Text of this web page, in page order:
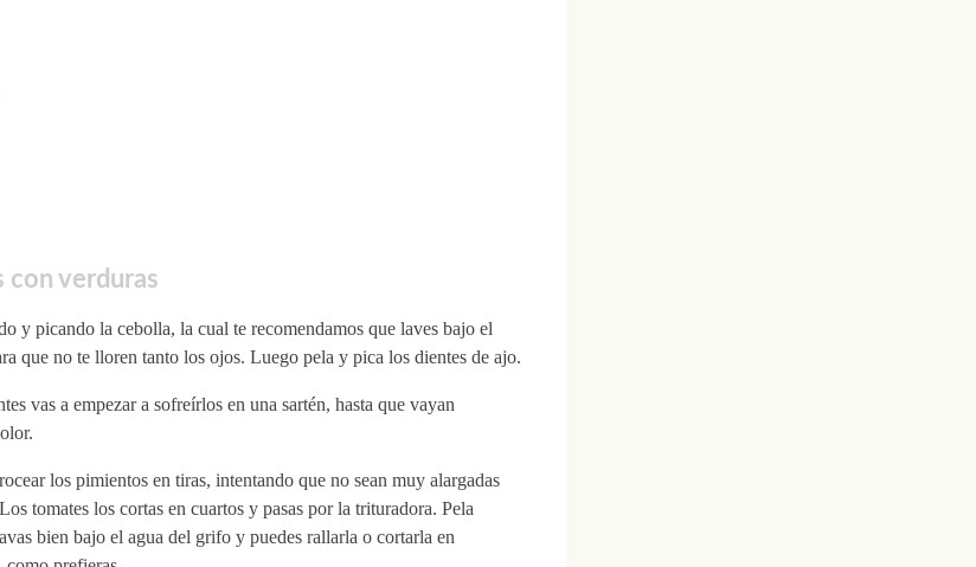
con verduras
y picando la cebolla, la cual te recomendamos que laves bajo el
que no te lloren tanto los ojos. Luego pela y pica los dientes de ajo.
vas a empezar a sofreírlos en una sartén, hasta que vayan
los pimientos en tiras, intentando que no sean muy alargadas
tomates los cortas en cuartos y pasas por la trituradora. Pela
bien bajo el agua del grifo y puedes rallarla o cortarla en